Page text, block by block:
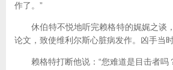
作了。”
休伯特不悦地听完赖格特的娓娓之谈，
论文，致使维利尔斯心脏病发作。凶手当
赖格特打断他说：“您难道是目击者吗